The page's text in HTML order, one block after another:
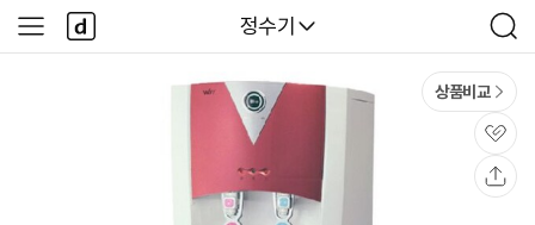
다나와
정수기
검
색
사
이
다
나
와
상품비교
관
심